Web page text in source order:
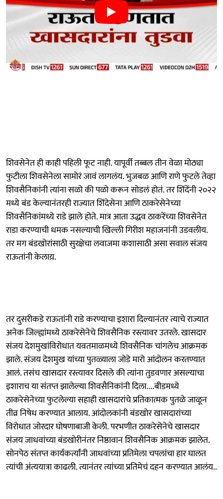
शिवसेनेत ही काही पहिली फूट नाही. यापूर्वी तब्बल तीन वेळा मोठ्या
फुटीला शिवसेनेला सामोरं जावं लागलंय. भुजबळ आणि राणे फुटले तेव्हा
शिवसैनिकांनी त्यांना सळो की पळो करून सोडलं होतं. तर शिंदेंनी २०२२
मध्ये बंड केल्यानंतरही राज्यात शिंदेसेना आणि ठाकरेसेनेच्या
शिवसैनिकांमध्ये राडे झाले होते. मात्र आता उद्धव ठाकरेंच्या शिवसेनेत
राडा करण्याची धमक नसल्याची खिल्ली गिरीश महाजनांनी उडवलीय.
तर मग बंडखोरांसाठी सुरक्षेचा लवाजमा कशासाठी असा सवाल संजय
राऊतांनी केलाय़.
तर दुसरीकडे राऊतांनी राडे करण्याचा इशारा दिल्यानंतर त्याचे राज्यात
अनेक जिल्ह्यांमध्ये ठाकरेसेनेचे शिवसैनिक रस्त्यावर उतरले. खासदार
संजय देशमुखांविरोधात यवतमाळमध्ये शिवसैनिक चांगलेच आक्रमक
झाले. संजय देशमुख यांच्या पुतळ्याला जोडे मारो आंदोलन करतण्यात
आलं. तसंच खासदार रस्त्यावर दिसले की त्यांना तुडवणार असल्याचा
इशाराच या संतप्त झालेल्या शिवसैनिकांनी दिला....बीडमध्ये
ठाकरेसेनेच्या फुटलेल्या सहाही खासदारांचे प्रतिकात्मक पुतळे जाळून
तीव्र निषेध करण्यात आलाय. आंदोलकांनी बंडखोर खासदारांच्या
विरोधात जोरदार घोषणाबाजी केली. परभणीत ठाकरेसेनेचे खासदार
संजय जाधवांच्या बंडखोरीनंतर निष्ठावान शिवसैनिक आक्रमक झालेत.
सोनपेठ संतप्त कार्यकर्त्यांनी जाधवांच्या प्रतिमेला चपलांचा हार घालत
त्यांची अंत्ययात्रा काढली. त्यानंतर त्यांच्या प्रतिमेचं दहन करण्यात आलंय..